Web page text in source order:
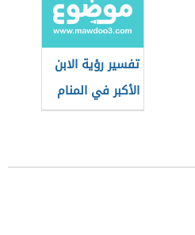
تفسير رؤية الابن
الأكبر في المنام